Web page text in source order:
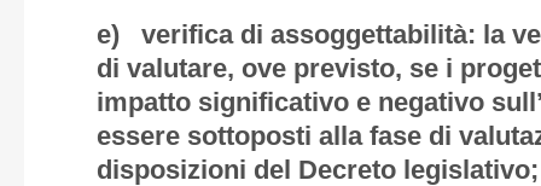
e) verifica di assoggettabilità: la
di valutare, ove previsto, se i
impatto significativo e negativo
essere sottoposti alla fase di
disposizioni del Decreto legislativo;